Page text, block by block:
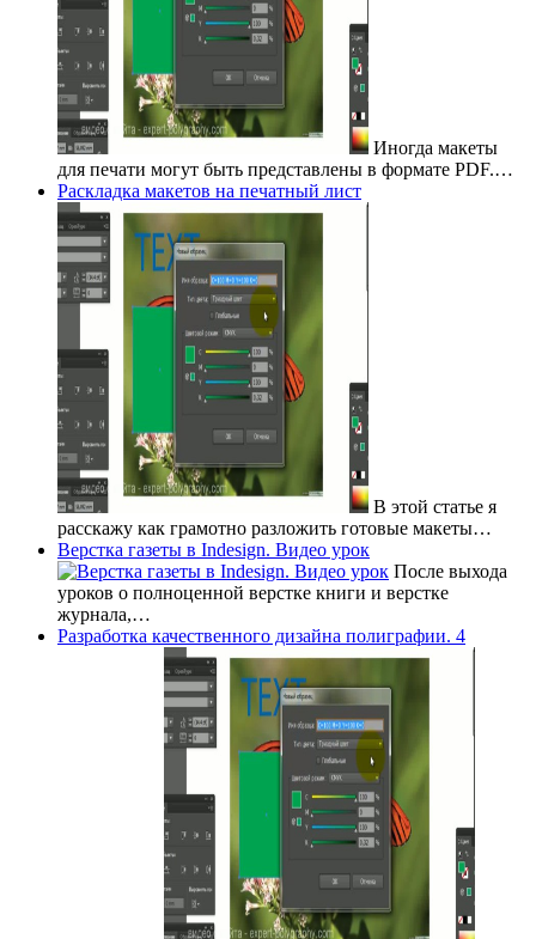
Иногда макеты
для печати могут быть представлены в формате PDF.…
Раскладка макетов на печатный лист
В этой статье я
расскажу как грамотно разложить готовые макеты…
Верстка газеты в Indesign. Видео урок
После выхода
уроков о полноценной верстке книги и верстке
журнала,…
Разработка качественного дизайна полиграфии. 4